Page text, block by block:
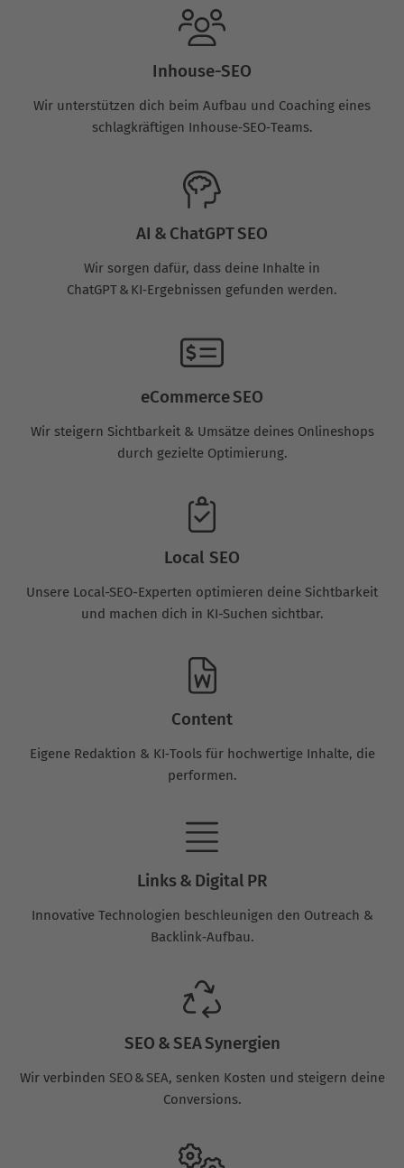
Inhouse-SEO
Wir unterstützen dich beim Aufbau und Coaching eines
schlagkräftigen Inhouse‑SEO‑Teams.
AI & ChatGPT SEO
Wir sorgen dafür, dass deine Inhalte in
ChatGPT & KI‑Ergebnissen gefunden werden.
eCommerce SEO
Wir steigern Sichtbarkeit & Umsätze deines Onlineshops
durch gezielte Optimierung.
Local SEO
Unsere Local-SEO-Experten optimieren deine Sichtbarkeit
und machen dich in KI-Suchen sichtbar.
Content
Eigene Redaktion & KI‑Tools für hochwertige Inhalte, die
performen.
Links & Digital PR
Innovative Technologien beschleunigen den Outreach &
Backlink‑Aufbau.
SEO & SEA Synergien
Wir verbinden SEO & SEA, senken Kosten und steigern deine
Conversions.